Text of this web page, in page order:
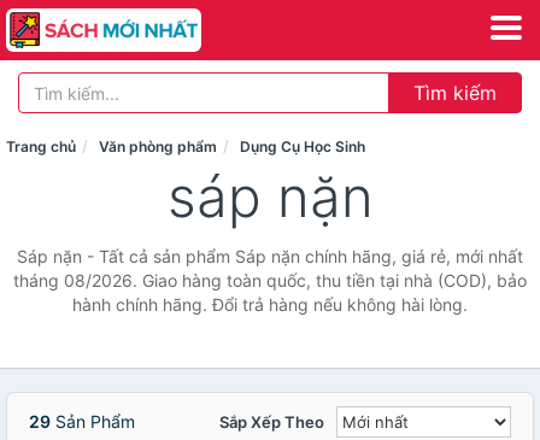
Tìm kiếm
Trang chủ Văn phòng phẩm Dụng Cụ Học Sinh
sáp nặn
Sáp nặn - Tất cả sản phẩm Sáp nặn chính hãng, giá rẻ, mới nhất
tháng 08/2026. Giao hàng toàn quốc, thu tiền tại nhà (COD), bảo
hành chính hãng. Đổi trả hàng nếu không hài lòng.
29 Sản Phẩm Sắp Xếp Theo